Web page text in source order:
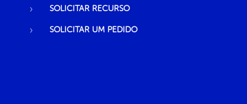
SOLICITAR RECURSO
SOLICITAR UM PEDIDO